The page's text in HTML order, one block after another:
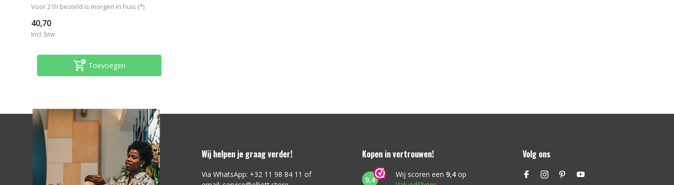
Voor 21h besteld is morgen in huis (*)
40,70
Incl. btw
Toevoegen
Wij helpen je graag verder!
Via WhatsApp: +32 11 98 84 11 of
Kopen in vertrouwen!
9,4
Wij scoren een 9,4 op
Volg ons